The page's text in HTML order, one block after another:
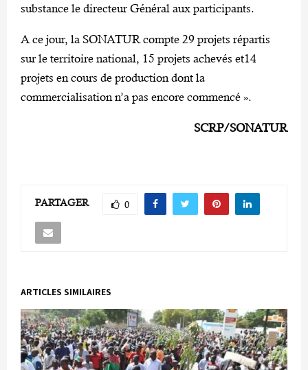
substance le directeur Général aux participants.
A ce jour, la SONATUR compte 29 projets répartis
sur le territoire national, 15 projets achevés et14
projets en cours de production dont la
commercialisation n’a pas encore commencé ».
SCRP/SONATUR
PARTAGER 0
ARTICLES SIMILAIRES